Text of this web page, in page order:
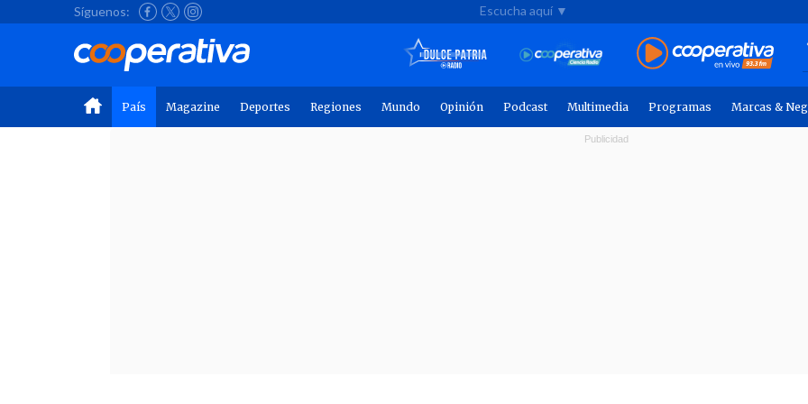
Síguenos: Escucha aquí ▼
País Magazine Deportes Regiones Mundo Opinión Podcast Multimedia Programas Marcas &